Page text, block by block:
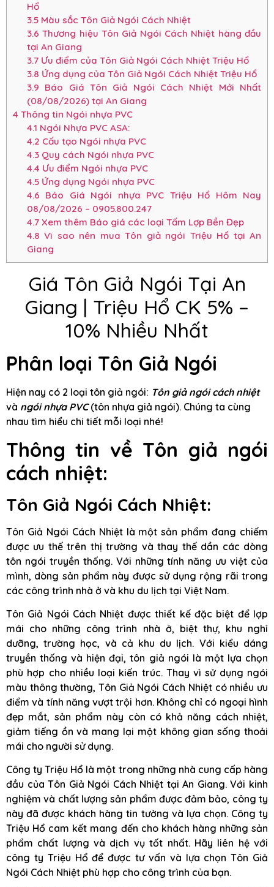
Hổ
3.5Màu sắc Tôn Giả Ngói Cách Nhiệt
3.6 Thương hiệu Tôn Giả Ngói Cách Nhiệt hàng đầu
tại An Giang
3.7Ưu điểm của Tôn Giả Ngói Cách Nhiệt Triệu Hổ
3.8 Ứng dụng của Tôn Giả Ngói Cách Nhiệt Triệu Hổ
3.9 Báo Giá Tôn Giả Ngói Cách Nhiệt Mới Nhất
(08/08/2026) tại An Giang
4 Thông tin Ngói nhựa PVC
4.1 Ngói Nhựa PVC ASA:
4.2 Cấu tạo Ngói nhựa PVC
4.3Quy cách Ngói nhựa PVC
4.4 Ưu điểm Ngói nhựa PVC
4.5Ứng dụng Ngói nhựa PVC
4.6 Báo Giá Ngói nhựa PVC Triệu Hổ Hôm Nay
08/08/2026 – 0905.800.247
4.7Xem thêm Báo giá các loại Tấm Lợp Bền Đẹp
4.8 Vì sao nên mua Tôn giả ngói Triệu Hổ tại An
Giang
Giá Tôn Giả Ngói Tại An
Giang | Triệu Hổ CK 5% –
10% Nhiều Nhất
Phân loại Tôn Giả Ngói
Hiện nay có 2 loại tôn giả ngói: Tôn giả ngói cách nhiệt
và ngói nhựa PVC(tôn nhựa giả ngói). Chúng ta cùng
nhau tìm hiểu chi tiết mỗi loại nhé!
Thông tin về Tôn giả ngói
cách nhiệt:
Tôn Giả Ngói Cách Nhiệt:
Tôn Giả Ngói Cách Nhiệt là một sản phẩm đang chiếm
được ưu thế trên thị trường và thay thế dần các dòng
tôn ngói truyền thống. Với những tính năng ưu việt của
mình, dòng sản phẩm này được sử dụng rộng rãi trong
các công trình nhà ở và khu du lịch tại Việt Nam.
Tôn Giả Ngói Cách Nhiệt được thiết kế đặc biệt để lợp
mái cho những công trình nhà ở, biệt thự, khu nghỉ
dưỡng, trường học, và cả khu du lịch. Với kiểu dáng
truyền thống và hiện đại, tôn giả ngói là một lựa chọn
phù hợp cho nhiều loại kiến trúc. Thay vì sử dụng ngói
màu thông thường, Tôn Giả Ngói Cách Nhiệt có nhiều ưu
điểm và tính năng vượt trội hơn. Không chỉ có ngoại hình
đẹp mắt, sản phẩm này còn có khả năng cách nhiệt,
giảm tiếng ồn và mang lại một không gian sống thoải
mái cho người sử dụng.
Công ty Triệu Hổ là một trong những nhà cung cấp hàng
đầu của Tôn Giả Ngói Cách Nhiệt tại An Giang. Với kinh
nghiệm và chất lượng sản phẩm được đảm bảo, công ty
này đã được khách hàng tin tưởng và lựa chọn. Công ty
Triệu Hổ cam kết mang đến cho khách hàng những sản
phẩm chất lượng và dịch vụ tốt nhất. Hãy liên hệ với
công ty Triệu Hổ để được tư vấn và lựa chọn Tôn Giả
Ngói Cách Nhiệt phù hợp cho công trình của bạn.